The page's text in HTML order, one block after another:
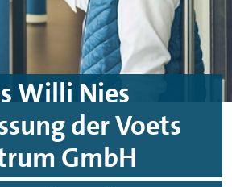
Willi Nies
der Voets
GmbH